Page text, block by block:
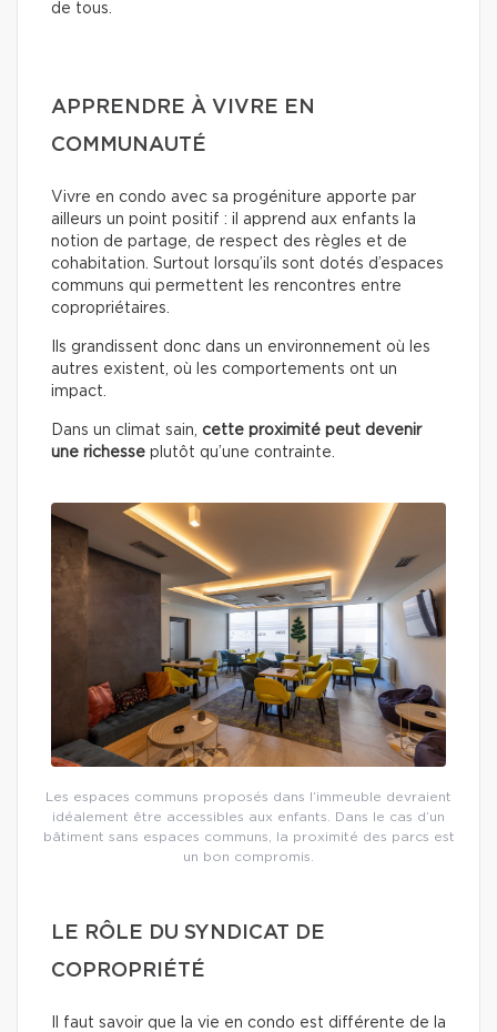
de tous.
APPRENDRE À VIVRE EN
COMMUNAUTÉ
Vivre en condo avec sa progéniture apporte par
ailleurs un point positif : il apprend aux enfants la
notion de partage, de respect des règles et de
cohabitation. Surtout lorsqu’ils sont dotés d’espaces
communs qui permettent les rencontres entre
copropriétaires.
Ils grandissent donc dans un environnement où les
autres existent, où les comportements ont un
impact.
Dans un climat sain, cette proximité peut devenir
une richesse plutôt qu’une contrainte.
Les espaces communs proposés dans l’immeuble devraient
idéalement être accessibles aux enfants. Dans le cas d’un
bâtiment sans espaces communs, la proximité des parcs est
un bon compromis.
LE RÔLE DU SYNDICAT DE
COPROPRIÉTÉ
Il faut savoir que la vie en condo est différente de la